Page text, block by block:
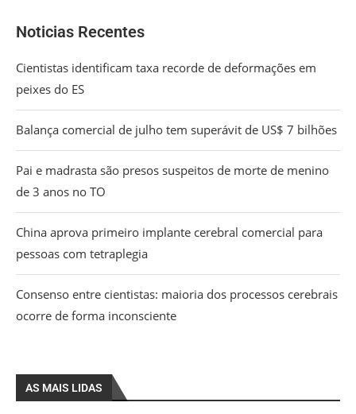
Noticias Recentes
Cientistas identificam taxa recorde de deformações em
peixes do ES
Balança comercial de julho tem superávit de US$ 7 bilhões
Pai e madrasta são presos suspeitos de morte de menino
de 3 anos no TO
China aprova primeiro implante cerebral comercial para
pessoas com tetraplegia
Consenso entre cientistas: maioria dos processos cerebrais
ocorre de forma inconsciente
AS MAIS LIDAS